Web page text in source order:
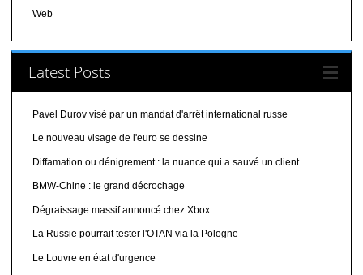
Web
Latest Posts
Pavel Durov visé par un mandat d'arrêt international russe
Le nouveau visage de l'euro se dessine
Diffamation ou dénigrement : la nuance qui a sauvé un client
BMW-Chine : le grand décrochage
Dégraissage massif annoncé chez Xbox
La Russie pourrait tester l'OTAN via la Pologne
Le Louvre en état d'urgence